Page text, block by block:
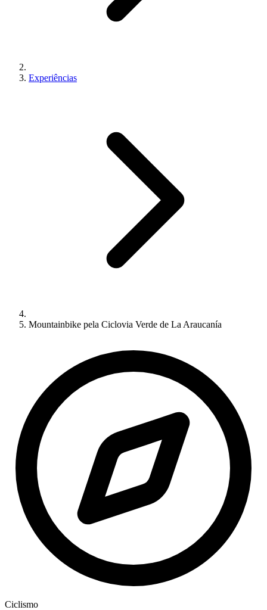
Experiências
Mountainbike pela Ciclovia Verde de La Araucanía
Ciclismo